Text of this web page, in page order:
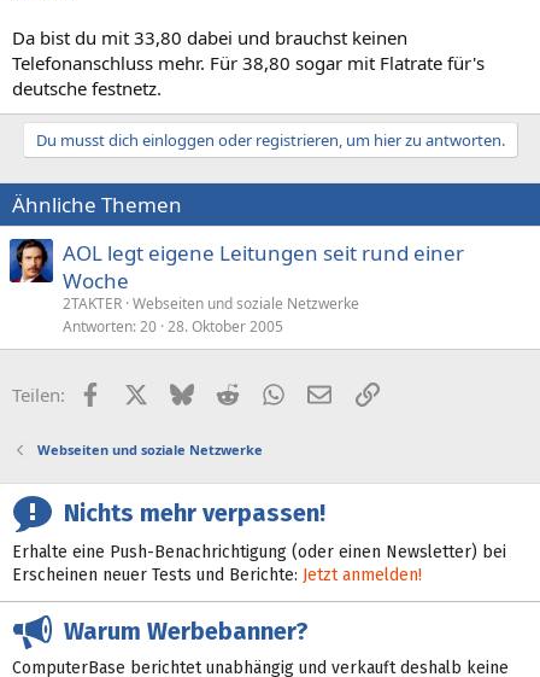
Da bist du mit 33,80 dabei und brauchst keinen
Telefonanschluss mehr. Für 38,80 sogar mit Flatrate für's
deutsche festnetz.
Du musst dich einloggen oder registrieren, um hier zu antworten.
Ähnliche Themen
AOL legt eigene Leitungen seit rund einer
Woche
2TAKTER Webseiten und soziale Netzwerke
Antworten 20 28. Oktober 2005
Teilen: FacebookX (Twitter)
BlueskyRedditWhatsApp
E-MailLink
Webseiten und soziale Netzwerke
Nichts mehr verpassen!
Erhalte eine Push-Benachrichtigung (oder einen Newsletter) bei
Erscheinen neuer Tests und Berichte: Jetzt anmelden!
Warum Werbebanner?
ComputerBase berichtet unabhängig und verkauft deshalb keine